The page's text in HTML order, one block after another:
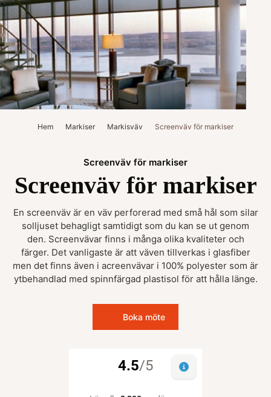
Hem Markiser Markisväv Screenväv för markiser
Screenväv för markiser
Screenväv för markiser
En screenväv är en väv perforerad med små hål som silar
solljuset behagligt samtidigt som du kan se ut genom
den. Screenvävar finns i många olika kvaliteter och
färger. Det vanligaste är att väven tillverkas i glasfiber
men det finns även i acreenvävar i 100% polyester som är
ytbehandlad med spinnfärgad plastisol för att hålla länge.
Boka möte